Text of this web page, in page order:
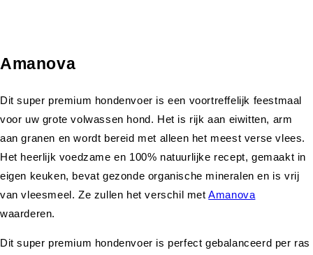
Amanova
Dit super premium hondenvoer is een voortreffelijk feestmaal
voor uw grote volwassen hond. Het is rijk aan eiwitten, arm
aan granen en wordt bereid met alleen het meest verse vlees.
Het heerlijk voedzame en 100% natuurlijke recept, gemaakt in
eigen keuken, bevat gezonde organische mineralen en is vrij
van vleesmeel. Ze zullen het verschil metAmanova
waarderen.
Dit super premium hondenvoer is perfect gebalanceerd per ras